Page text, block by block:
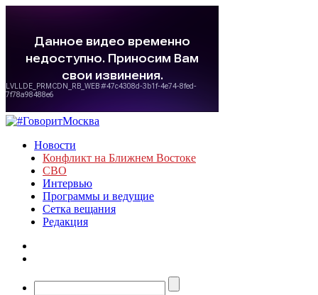
Новости
Конфликт на Ближнем Востоке
СВО
Интервью
Программы и ведущие
Сетка вещания
Редакция